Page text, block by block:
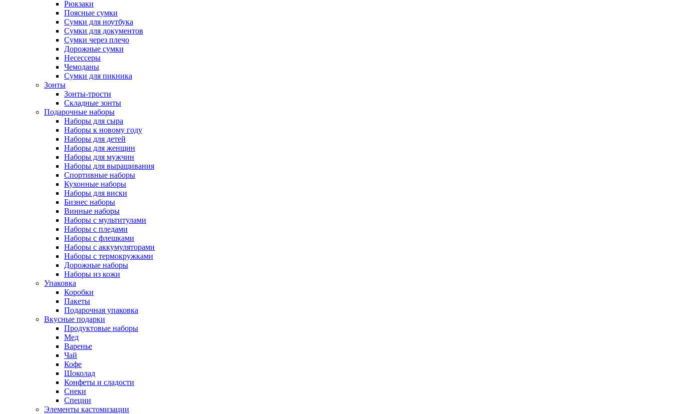
Рюкзаки
Поясные сумки
Сумки для ноутбука
Сумки для документов
Сумки через плечо
Дорожные сумки
Несессеры
Чемоданы
Сумки для пикника
Зонты
Зонты-трости
Складные зонты
Подарочные наборы
Наборы для сыра
Наборы к новому году
Наборы для детей
Наборы для женщин
Наборы для мужчин
Наборы для выращивания
Спортивные наборы
Кухонные наборы
Наборы для виски
Бизнес наборы
Винные наборы
Наборы с мультитулами
Наборы с пледами
Наборы с флешками
Наборы с аккумуляторами
Наборы с термокружками
Дорожные наборы
Наборы из кожи
Упаковка
Коробки
Пакеты
Подарочная упаковка
Вкусные подарки
Продуктовые наборы
Мед
Варенье
Чай
Кофе
Шоколад
Конфеты и сладости
Снеки
Специи
Элементы кастомизации